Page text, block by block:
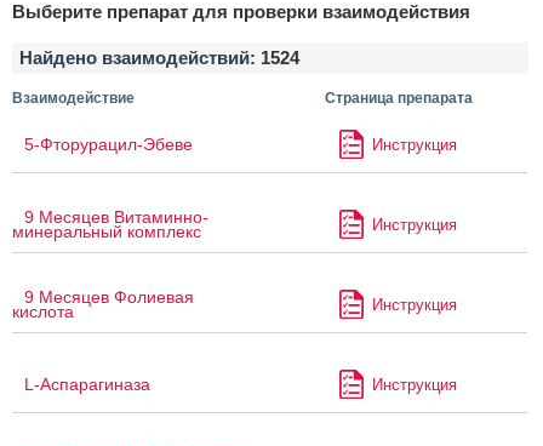
Выберите препарат для проверки взаимодействия
Найдено взаимодействий: 1524
Взаимодействие Страница препарата
5-Фторурацил-Эбеве Инструкция
9 Месяцев Витаминно-
минеральный комплекс Инструкция
9 Месяцев Фолиевая
кислота Инструкция
L-Аспарагиназа Инструкция